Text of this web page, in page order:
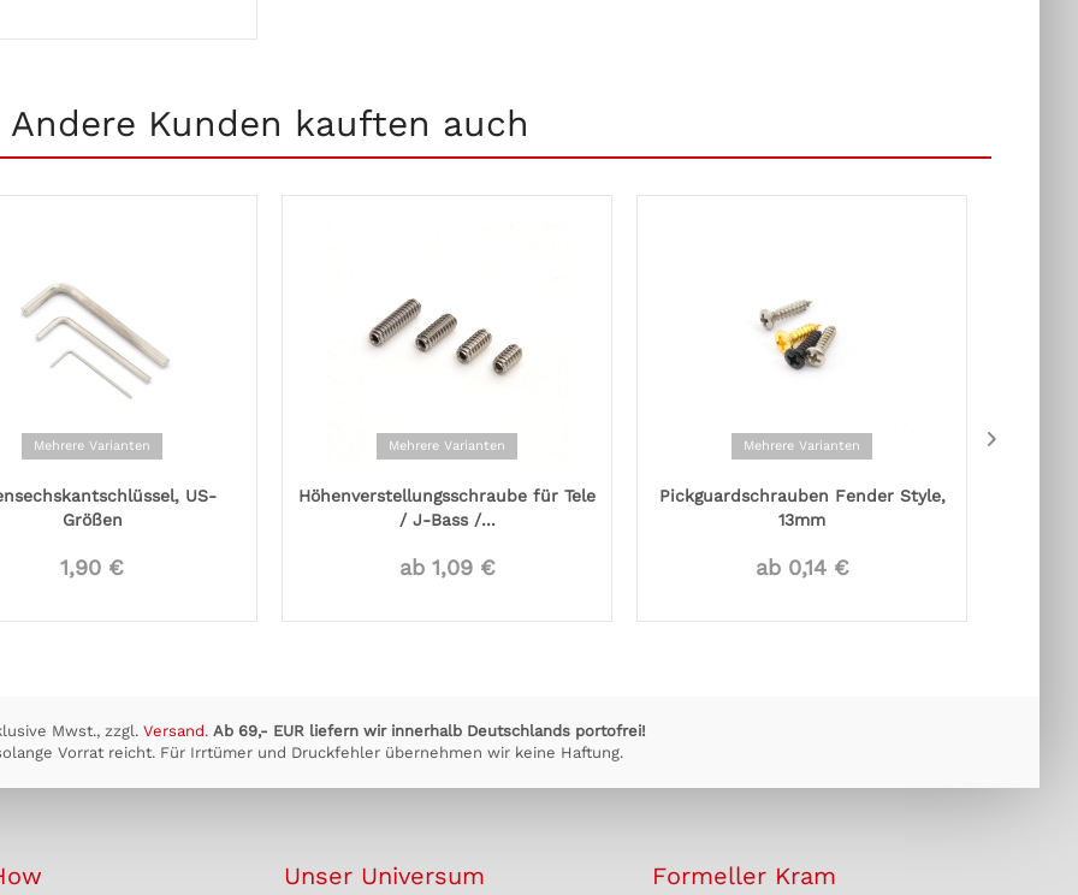
Andere Kunden kauften auch
Mehrere Varianten
US-
Größen
1,90 €
Mehrere Varianten
Höhenverstellungsschraube für Tele
/ J-Bass /...
ab 1,09 €
Mehrere Varianten
Pickguardschrauben Fender Style,
13mm
ab 0,14 €
Mwst., zzgl. Versand. Ab 69,- EUR liefern wir innerhalb Deutschlands portofrei!
Vorrat reicht. Für Irrtümer und Druckfehler übernehmen wir keine Haftung.
Unser Universum Formeller Kram